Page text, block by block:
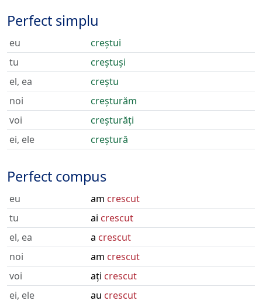
Perfect simplu
eu
creștui
tu
creștuși
el, ea
creștu
noi
creșturăm
voi
creșturăți
ei, ele
creștură
Perfect compus
eu am crescut
tu
ai crescut
el, ea
a crescut
noi
am crescut
voi
ați crescut
ei, ele
au crescut